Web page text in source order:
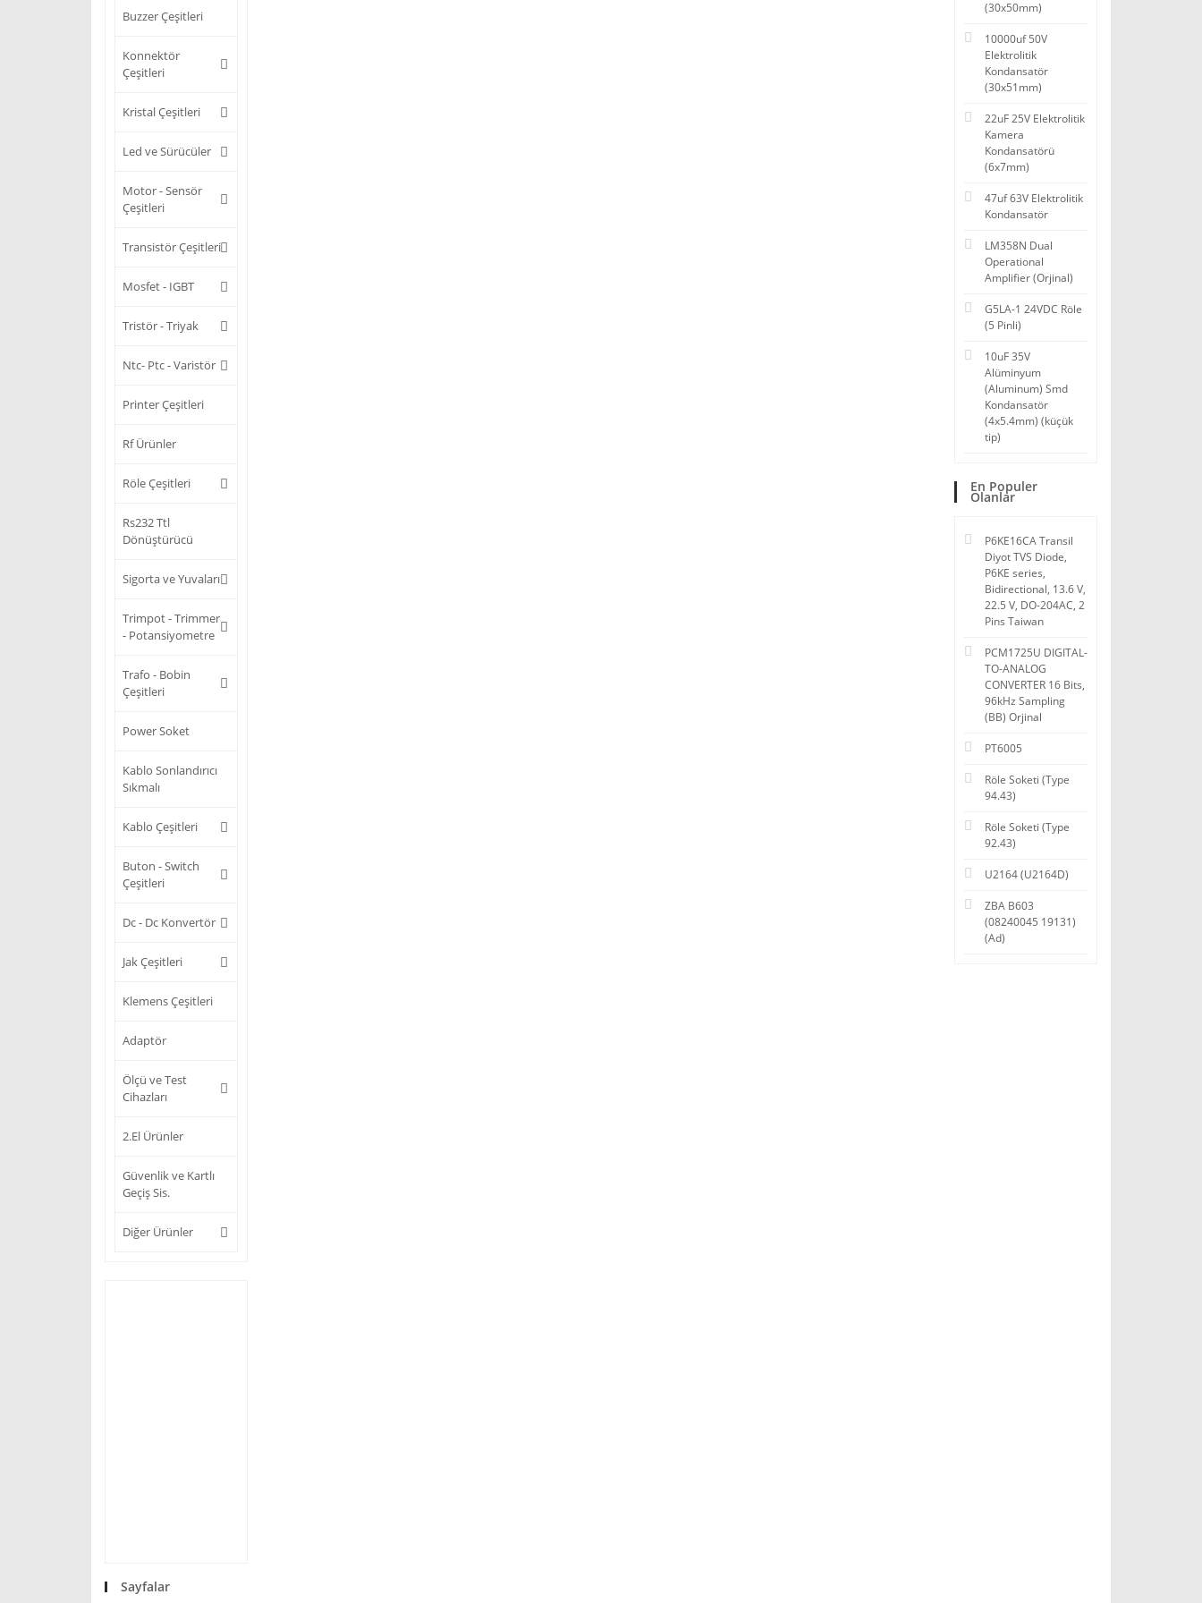
Buzzer Çeşitleri
Konnektör
Çeşitleri
Kristal Çeşitleri
Led ve Sürücüler
Motor - Sensör
Çeşitleri
Transistör Çeşitleri
Mosfet - IGBT
Tristör - Triyak
Ntc- Ptc - Varistör
Printer Çeşitleri
Rf Ürünler
Röle Çeşitleri
Rs232 Ttl
Dönüştürücü
Sigorta ve Yuvaları
Trimpot - Trimmer
- Potansiyometre
Trafo - Bobin
Çeşitleri
Power Soket
Kablo Sonlandırıcı
Sıkmalı
Kablo Çeşitleri
Buton - Switch
Çeşitleri
Dc - Dc Konvertör
Jak Çeşitleri
Klemens Çeşitleri
Adaptör
Ölçü ve Test
Cihazları
2.El Ürünler
Güvenlik ve Kartlı
Geçiş Sis.
Diğer Ürünler
Sayfalar
(30x50mm)
10000uf 50V
Elektrolitik
Kondansatör
(30x51mm)
22uF 25V Elektrolitik
Kamera
Kondansatörü
(6x7mm)
47uf 63V Elektrolitik
Kondansatör
LM358N Dual
Operational
Amplifier (Orjinal)
G5LA-1 24VDC Röle
(5 Pinli)
10uF 35V
Alüminyum
(Aluminum) Smd
Kondansatör
(4x5.4mm) (küçük
tip)
En Populer
Olanlar
P6KE16CA Transil
Diyot TVS Diode,
P6KE series,
Bidirectional, 13.6 V,
22.5 V, DO-204AC, 2
Pins Taiwan
PCM1725U DIGITAL-
TO-ANALOG
CONVERTER 16 Bits,
96kHz Sampling
(BB) Orjinal
PT6005
Röle Soketi (Type
94.43)
Röle Soketi (Type
92.43)
U2164 (U2164D)
ZBA B603
(08240045 19131)
(Ad)